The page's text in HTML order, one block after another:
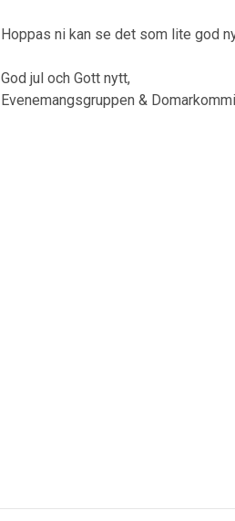
Hoppas ni kan se det som lite god
God jul och Gott nytt,
Evenemangsgruppen &